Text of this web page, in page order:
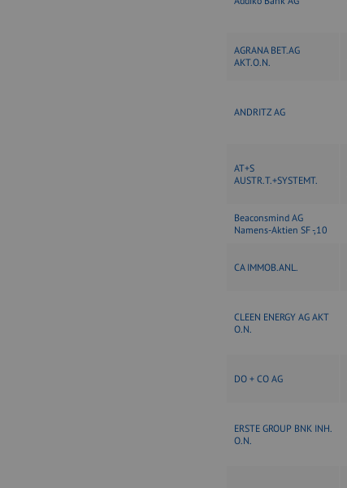
AGRANA BET.AG
AKT.O.N.
ANDRITZ AG
AT+S
AUSTR.T.+SYSTEMT.
Beaconsmind AG
Namens-Aktien SF -,10
CA IMMOB.ANL.
CLEEN ENERGY AG AKT
O.N.
DO + CO AG
ERSTE GROUP BNK INH.
O.N.